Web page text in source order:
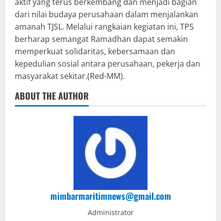
dari nilai budaya perusahaan dalam menjalankan
amanah TJSL. Melalui rangkaian kegiatan ini, TPS
berharap semangat Ramadhan dapat semakin
memperkuat solidaritas, kebersamaan dan
kepedulian sosial antara perusahaan, pekerja dan
masyarakat sekitar.(Red-MM).
ABOUT THE AUTHOR
mimbarmaritimnews@gmail.com
Administrator